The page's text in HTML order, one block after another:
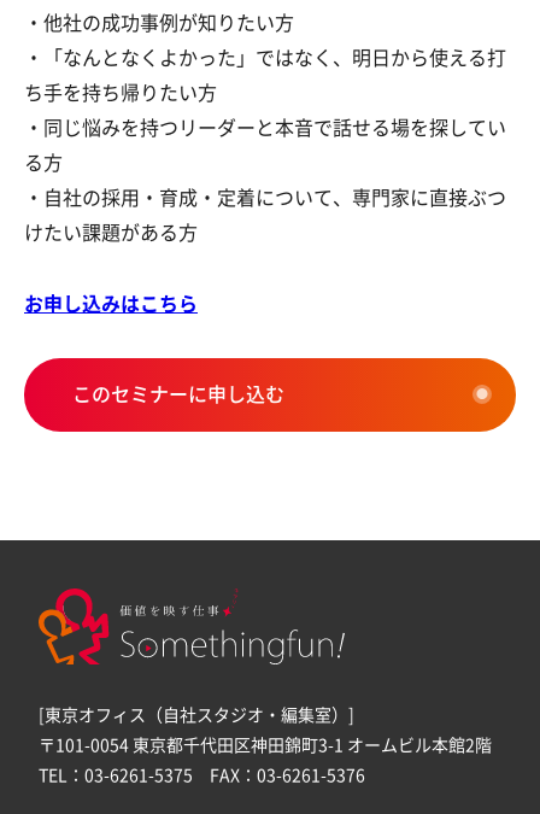
・他社の成功事例が知りたい方
・「なんとなくよかった」ではなく、明日から使える打
ち手を持ち帰りたい方
・同じ悩みを持つリーダーと本音で話せる場を探してい
る方
・自社の採用・育成・定着について、専門家に直接ぶつ
けたい課題がある方
お申し込みはこちら
このセミナーに申し込む
[東京オフィス（自社スタジオ・編集室）]
〒101-0054 東京都千代田区神田錦町3-1 オームビル本館2階
TEL：03-6261-5375 FAX：03-6261-5376